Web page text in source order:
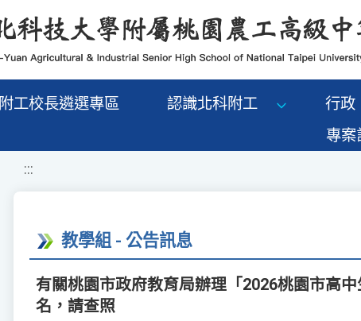
附工校長遴選專區 認識北科附工 行政
專案
:::
教學組 - 公告訊息
有關桃園市政府教育局辦理「2026桃園市高
名，請查照